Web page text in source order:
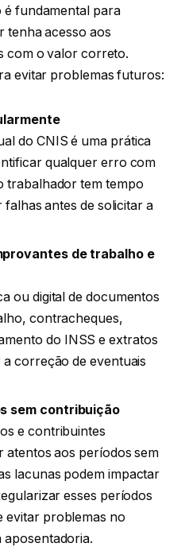
é fundamental para
tenha acesso aos
com o valor correto.
evitar problemas futuros:
do CNIS é uma prática
qualquer erro com
trabalhador tem tempo
antes de solicitar a
de trabalho e
ou digital de documentos
contracheques,
do INSS e extratos
correção de eventuais
sem contribuição
e contribuintes
atentos aos períodos sem
lacunas podem impactar
esses períodos
evitar problemas no
aposentadoria.